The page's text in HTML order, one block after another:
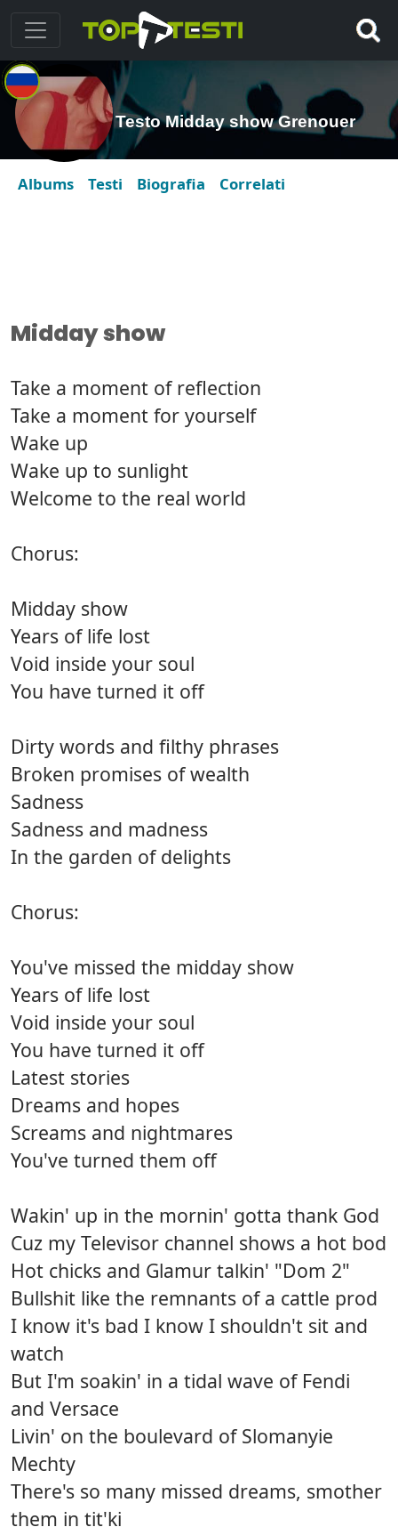
Testo Midday show Grenouer
Albums Testi Biografia Correlati
Midday show
Take a moment of reflection
Take a moment for yourself
Wake up
Wake up to sunlight
Welcome to the real world
Chorus:
Midday show
Years of life lost
Void inside your soul
You have turned it off
Dirty words and filthy phrases
Broken promises of wealth
Sadness
Sadness and madness
In the garden of delights
Chorus:
You've missed the midday show
Years of life lost
Void inside your soul
You have turned it off
Latest stories
Dreams and hopes
Screams and nightmares
You've turned them off
Wakin' up in the mornin' gotta thank God
Cuz my Televisor channel shows a hot bod
Hot chicks and Glamur talkin' "Dom 2"
Bullshit like the remnants of a cattle prod
I know it's bad I know I shouldn't sit and
watch
But I'm soakin' in a tidal wave of Fendi
and Versace
Livin' on the boulevard of Slomanyie
Mechty
There's so many missed dreams, smother
them in tit'ki